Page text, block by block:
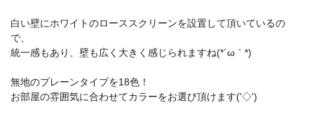
白い壁にホワイトのローススクリーンを設置して頂いているの
で、
統一感もあり、壁も広く大きく感じられますね(*´ω｀*)
無地のプレーンタイプを18色！
お部屋の雰囲気に合わせてカラーをお選び頂けます('◇')ゞ